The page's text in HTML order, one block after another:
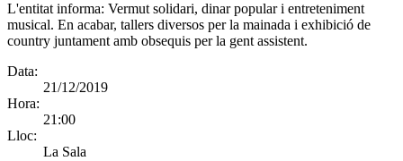
L'entitat informa: Vermut solidari, dinar popular i entreteniment
musical. En acabar, tallers diversos per la mainada i exhibició de
country juntament amb obsequis per la gent assistent.
Data:
21/12/2019
Hora:
21:00
Lloc:
La Sala